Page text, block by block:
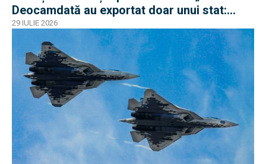
Deocamdată au exportat doar unui stat:
Algeria
29 IULIE 2026